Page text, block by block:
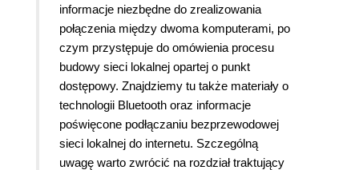
informacje niezbędne do zrealizowania
połączenia między dwoma komputerami, po
czym przystępuje do omówienia procesu
budowy sieci lokalnej opartej o punkt
dostępowy. Znajdziemy tu także materiały o
technologii Bluetooth oraz informacje
poświęcone podłączaniu bezprzewodowej
sieci lokalnej do internetu. Szczególną
uwagę warto zwrócić na rozdział traktujący